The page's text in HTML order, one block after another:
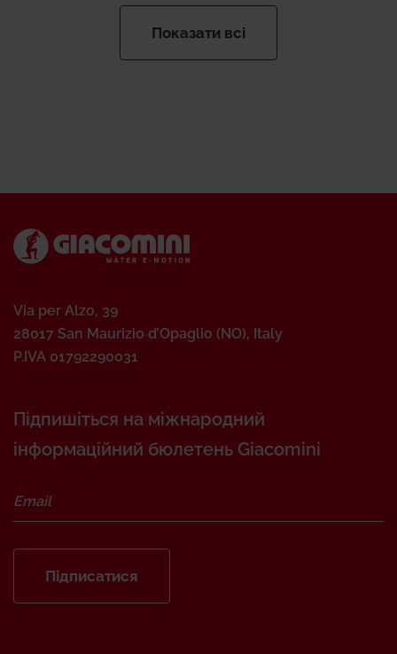
Показати всі
Via per Alzo, 39
28017 San Maurizio d’Opaglio (NO), Italy
P.IVA 01792290031
Підпишіться на міжнародний
інформаційний бюлетень Giacomini
Підписатися